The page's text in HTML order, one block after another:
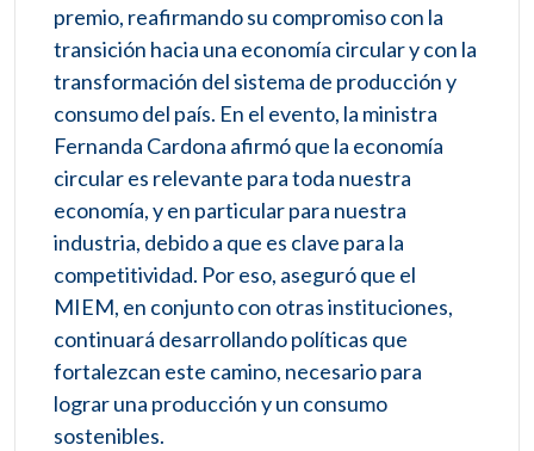
premio, reafirmando su compromiso con la
transición hacia una economía circular y con la
transformación del sistema de producción y
consumo del país. En el evento, la ministra
Fernanda Cardona afirmó que la economía
circular es relevante para toda nuestra
economía, y en particular para nuestra
industria, debido a que es clave para la
competitividad. Por eso, aseguró que el
MIEM, en conjunto con otras instituciones,
continuará desarrollando políticas que
fortalezcan este camino, necesario para
lograr una producción y un consumo
sostenibles.